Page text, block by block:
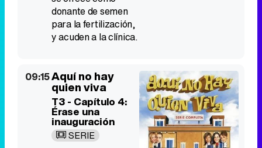
donante de semen
para la fertilización,
y acuden a la clínica.
09:15Aquí no hay
quien viva
T3 - Capítulo 4:
Érase una
inauguración
SERIE